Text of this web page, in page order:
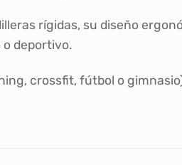
rígidas, su diseño
o deportivo.
crossfit, fútbol o